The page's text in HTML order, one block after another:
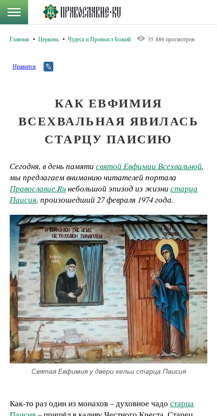
Главная Церковь Чудеса и Промысл Божий 35 886 просмотров
Нравится
КАК ЕВФИМИЯ
ВСЕХВАЛЬНАЯ ЯВИЛАСЬ
СТАРЦУ ПАИСИЮ
Сегодня, в день памяти святой Евфимии Всехвальной,
мы предлагаем вниманию читателей портала
Православие.Ruнебольшой эпизод из жизни старца
Паисия, произошедший 27 февраля 1974 года.
Святая Евфимия у двери кельи старца Паисия
Как-то раз один из монахов – духовное чадо старца